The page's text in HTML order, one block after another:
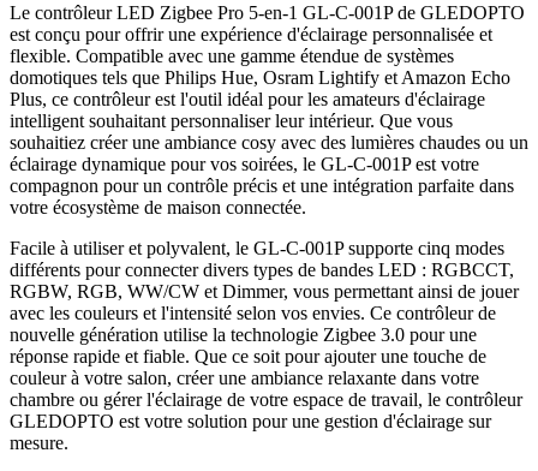
Le contrôleur LED Zigbee Pro 5-en-1 GL-C-001P de GLEDOPTO
est conçu pour offrir une expérience d'éclairage personnalisée et
flexible. Compatible avec une gamme étendue de systèmes
domotiques tels que Philips Hue, Osram Lightify et Amazon Echo
Plus, ce contrôleur est l'outil idéal pour les amateurs d'éclairage
intelligent souhaitant personnaliser leur intérieur. Que vous
souhaitiez créer une ambiance cosy avec des lumières chaudes ou un
éclairage dynamique pour vos soirées, le GL-C-001P est votre
compagnon pour un contrôle précis et une intégration parfaite dans
votre écosystème de maison connectée.
Facile à utiliser et polyvalent, le GL-C-001P supporte cinq modes
différents pour connecter divers types de bandes LED : RGBCCT,
RGBW, RGB, WW/CW et Dimmer, vous permettant ainsi de jouer
avec les couleurs et l'intensité selon vos envies. Ce contrôleur de
nouvelle génération utilise la technologie Zigbee 3.0 pour une
réponse rapide et fiable. Que ce soit pour ajouter une touche de
couleur à votre salon, créer une ambiance relaxante dans votre
chambre ou gérer l'éclairage de votre espace de travail, le contrôleur
GLEDOPTO est votre solution pour une gestion d'éclairage sur
mesure.